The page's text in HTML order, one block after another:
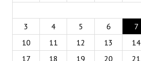
3
4 5 6 7
10
11 12 13 14
17
18 19 20 21